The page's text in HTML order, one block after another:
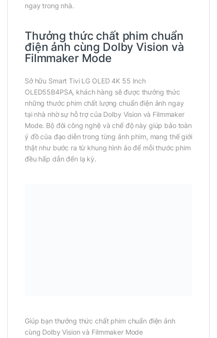
ngay trong nhà.
Thưởng thức chất phim chuẩn
điện ảnh cùng Dolby Vision và
Filmmaker Mode
Sở hữu Smart Tivi LG OLED 4K 55 Inch
OLED55B4PSA, khách hàng sẽ được thưởng thức
những thước phim chất lượng chuẩn điện ảnh ngay
tại nhà nhờ sự hỗ trợ của Dolby Vision và Filmmaker
Mode. Bộ đôi công nghệ và chế độ này giúp bảo toàn
ý đồ của đạo diễn trong từng ảnh phim, mang thế giới
thật như bước ra từ khung hình ảo để mỗi thước phim
đều hấp dẫn đến lạ kỳ.
Giúp bạn thưởng thức chất phim chuẩn điện ảnh
cùng Dolby Vision và Filmmaker Mode